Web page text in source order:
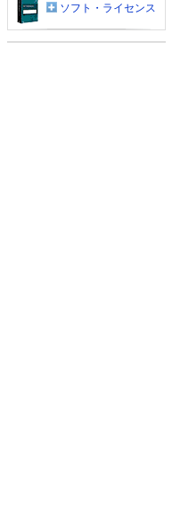
ソフト・ライセンス